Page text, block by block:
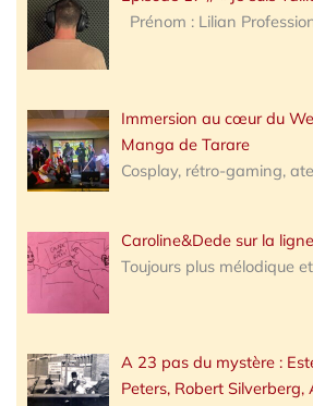
Prénom : Lilian
Immersion au cœur du
Manga de Tarare
Cosplay, rétro-gaming,
Caroline&Dede sur la
Toujours plus mélodique
A 23 pas du mystère :
Peters, Robert Silverberg,